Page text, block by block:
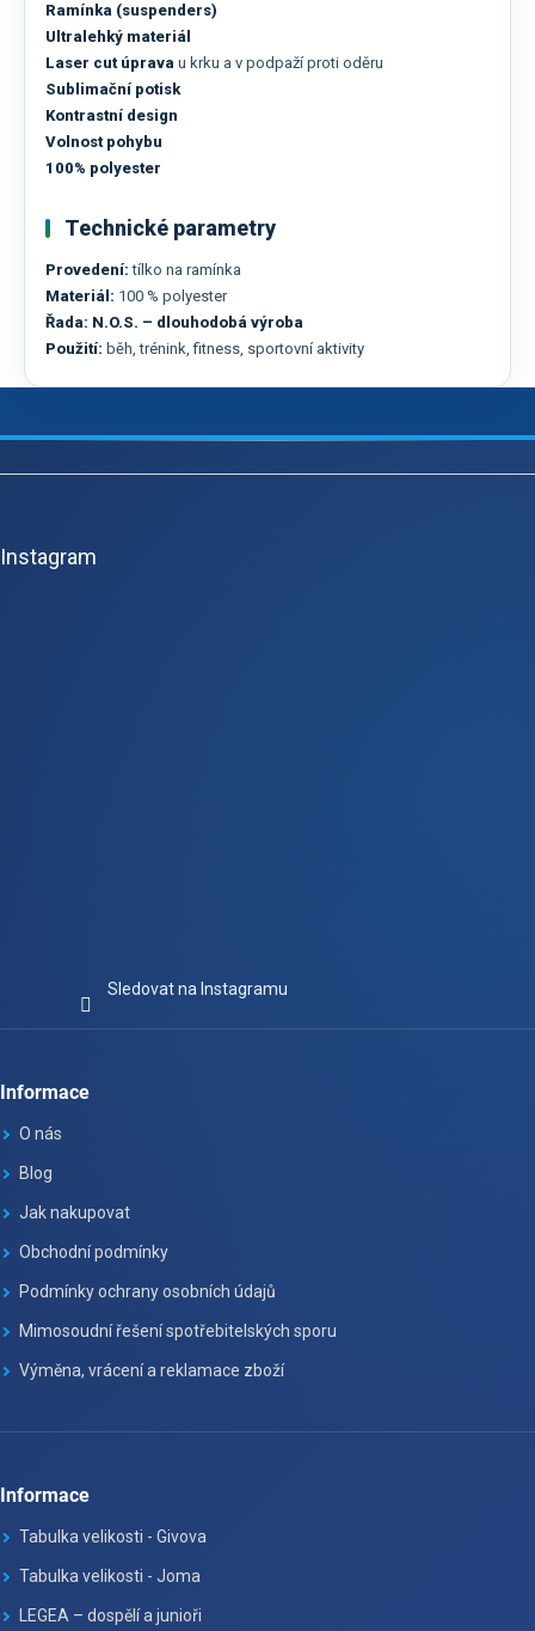
Ramínka (suspenders)
Ultralehký materiál
Laser cut úprava u krku a v podpaží proti oděru
Sublimační potisk
Kontrastní design
Volnost pohybu
100% polyester
Technické parametry
Provedení: tílko na ramínka
Materiál: 100 % polyester
Řada: N.O.S. – dlouhodobá výroba
Použití: běh, trénink, fitness, sportovní aktivity
Z
Instagram
Sledovat na Instagramu
Informace
O nás
Blog
Jak nakupovat
Obchodní podmínky
Podmínky ochrany osobních údajů
Mimosoudní řešení spotřebitelských sporu
Výměna, vrácení a reklamace zboží
Informace
Tabulka velikosti - Givova
Tabulka velikosti - Joma
LEGEA – dospělí a junioři